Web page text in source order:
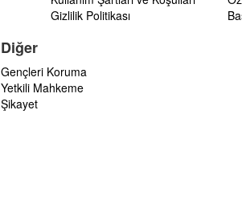
Gizlilik Politikası
Diğer
Gençleri Koruma
Yetkili Mahkeme
Şikayet